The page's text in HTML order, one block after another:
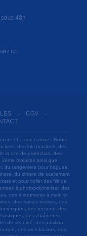
48h
ici
- CGV -
et à son cabinet. Nous
des kits brackets, des
la cire de protection, des
molaires ainsi que
du rangement pour bagues,
du ciment de scellement
et pour coller des fils de
à photopolymériser, des
des instruments à main et
des fraises résines, des
des ressorts, des
des chaînettes
de sécurité, des position
des arcs faciaux, des